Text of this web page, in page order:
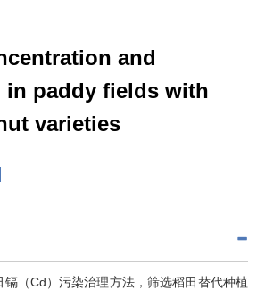
and
paddy fields with
varieties
（Cd）污染治理方法，筛选稻田替代种植